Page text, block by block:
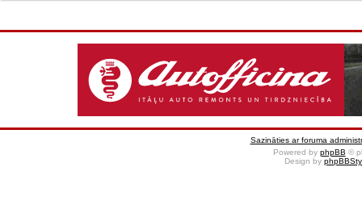
Sazināties ar foruma
Powered by phpBB ©
Design by